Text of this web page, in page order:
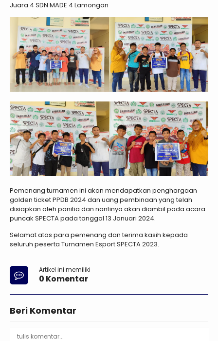
Juara 4 SDN MADE 4 Lamongan
Pemenang turnamen ini akan mendapatkan penghargaan
golden ticket PPDB 2024 dan uang pembinaan yang telah
disiapkan oleh panitia dan nantinya akan diambil pada acara
puncak SPECTA pada tanggal 13 Januari 2024.
Selamat atas para pemenang dan terima kasih kepada
seluruh peserta Turnamen Esport SPECTA 2023.
Artikel ini memiliki
0 Komentar
Beri Komentar